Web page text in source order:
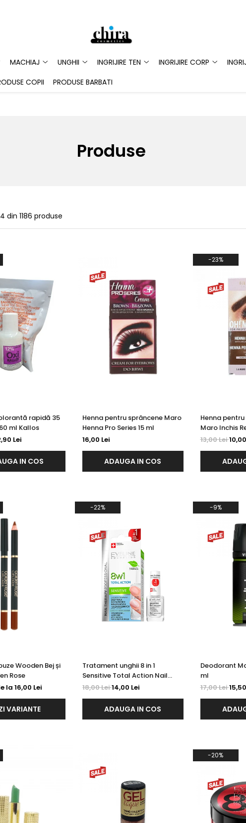
MACHIAJ UNGHII INGRIJIRE TEN INGRIJIRE CORP
COPII PRODUSE BARBATI
Produse
din 1186 produse
rapidă 35
ml Kallos
Lei
IN COS
Henna pentru sprâncene Maro
Henna Pro Series 15 ml
16,00 Lei
ADAUGA IN COS
-23%
Henna
Maro Inchis
13,00 Lei
Wooden Bej și
Rose
la 16,00 Lei
VARIANTE
-22%
Tratament unghii 8 in 1
Sensitive Total Action Nail
Therapy 12 ml
18,00 Lei14,00 Lei
ADAUGA IN COS
-9%
Deodorant
ml
17,00 Lei
-20%